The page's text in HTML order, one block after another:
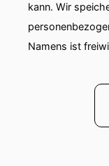
kann. Wir
Namens ist